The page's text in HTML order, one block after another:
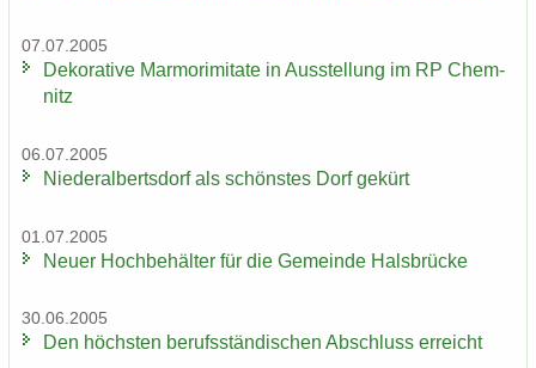
07.07.2005
De­ko­ra­ti­ve Mar­mo­r­imi­ta­te in Aus­stel­lung im RP Chem­
nitz
06.07.2005
Nie­der­al­berts­dorf als schöns­tes Dorf ge­kürt
01.07.2005
Neuer Hoch­be­häl­ter für die Ge­mein­de Hals­brü­cke
30.06.2005
Den höchs­ten be­rufs­stän­di­schen Ab­schluss er­reicht